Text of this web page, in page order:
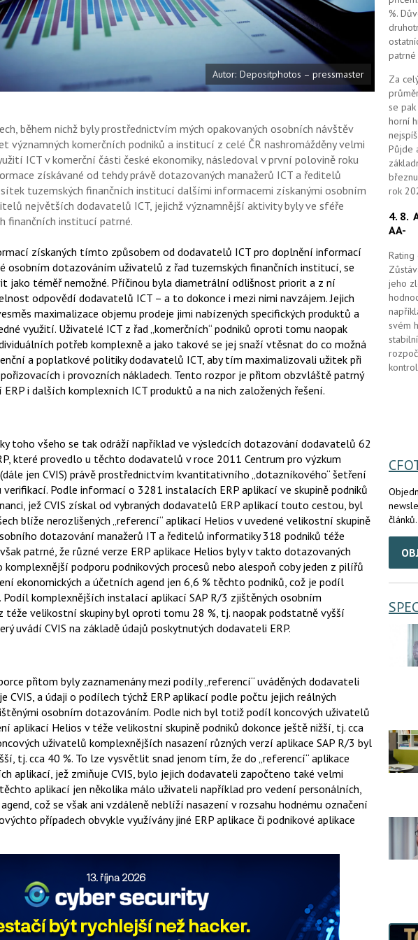
Autor: Depositphotos – pressmaster
během nichž byly prostřednictvím mých opakovaných osobních návštěv
významných komerčních podniků a institucí z celé ČR nashromážděny velmi
ICT v komerční části české ekonomiky, následoval v první polovině roku
získávané od tehdy právě dotazovaných manažerů ICT a ředitelů
tuzemských finančních institucí dalšími informacemi získanými osobním
největších dodavatelů ICT, jejichž významnější aktivity byly ve sféře
finančních institucí patrné.
získaných tímto způsobem od dodavatelů ICT pro doplnění informací
osobním dotazováním uživatelů z řad tuzemských finančních institucí, se
jako téměř nemožné. Příčinou byla diametrální odlišnost priorit a z ní
odpovědí dodavatelů ICT – a to dokonce i mezi nimi navzájem. Jejich
maximalizace objemu prodeje jimi nabízených specifických produktů a
využití. Uživatelé ICT z řad „komerčních“ podniků oproti tomu naopak
potřeb komplexně a jako takové se jej snaží vtěsnat do co možná
a poplatkové politiky dodavatelů ICT, aby tím maximalizovali užitek při
i provozních nákladech. Tento rozpor je přitom obzvláště patrný
i dalších komplexních ICT produktů a na nich založených řešení.
toho všeho se tak odráží například ve výsledcích dotazování dodavatelů 62
které provedlo u těchto dodavatelů v roce 2011 Centrum pro výzkum
jen CVIS) právě prostřednictvím kvantitativního „dotazníkového“ šetření
Podle informací o 3281 instalacích ERP aplikací ve skupině podniků
jež CVIS získal od vybraných dodavatelů ERP aplikací touto cestou, byl
blíže nerozlišených „referencí“ aplikací Helios v uvedené velikostní skupině
dotazování manažerů IT a ředitelů informatiky 318 podniků téže
patrné, že různé verze ERP aplikace Helios byly v takto dotazovaných
komplexnější podporu podnikových procesů nebo alespoň coby jeden z pilířů
ekonomických a účetních agend jen 6,6 % těchto podniků, což je podíl
komplexnějších instalací aplikací SAP R/3 zjištěných osobním
téže velikostní skupiny byl oproti tomu 28 %, tj. naopak podstatně vyšší
uvádí CVIS na základě údajů poskytnutých dodavateli ERP.
přitom byly zaznamenány mezi podíly „referencí“ uváděných dodavateli
CVIS, a údaji o podílech týchž ERP aplikací podle počtu jejich reálných
osobním dotazováním. Podle nich byl totiž podíl koncových uživatelů
aplikací Helios v téže velikostní skupině podniků dokonce ještě nižší, tj. cca
uživatelů komplexnějších nasazení různých verzí aplikace SAP R/3 byl
tj. cca 40 %. To lze vysvětlit snad jenom tím, že do „referencí“ aplikace
aplikací, jež zmiňuje CVIS, bylo jejich dodavateli započteno také velmi
aplikací jen několika málo uživateli například pro vedení personálních,
což se však ani vzdáleně neblíží nasazení v rozsahu hodnému označení
případech obvykle využívány jiné ERP aplikace či podnikové aplikace
%.
patrné
Za
se
horní
Půjde
rok
4. 8.
AA-
Rating
jeho
svém
článků.